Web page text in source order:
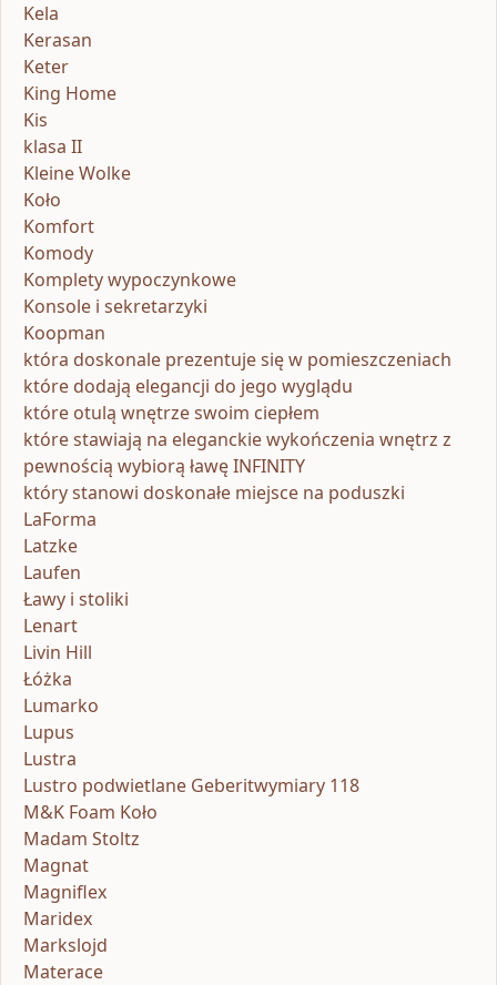
Kela
Kerasan
Keter
King Home
Kis
klasa II
Kleine Wolke
Koło
Komfort
Komody
Komplety wypoczynkowe
Konsole i sekretarzyki
Koopman
która doskonale prezentuje się w pomieszczeniach
które dodają elegancji do jego wyglądu
które otulą wnętrze swoim ciepłem
które stawiają na eleganckie wykończenia wnętrz z
pewnością wybiorą ławę INFINITY
który stanowi doskonałe miejsce na poduszki
LaForma
Latzke
Laufen
Ławy i stoliki
Lenart
Livin Hill
Łóżka
Lumarko
Lupus
Lustra
Lustro podwietlane Geberitwymiary 118
M&K Foam Koło
Madam Stoltz
Magnat
Magniflex
Maridex
Markslojd
Materace